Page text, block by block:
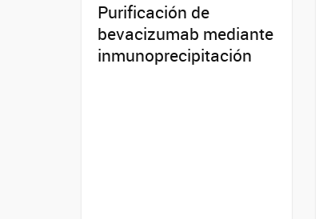
Purificación de
bevacizumab mediante
inmunoprecipitación